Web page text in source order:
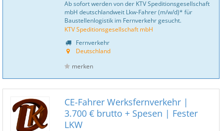
Ab sofort werden von der KTV Speditionsgesellschaft
mbH deutschlandweit Lkw-Fahrer (m/w/d)* für
Baustellenlogistik im Fernverkehr gesucht.
KTV Speditionsgesellschaft mbH
Fernverkehr
Deutschland
merken
CE-Fahrer Werksfernverkehr |
3.700 € brutto + Spesen | Fester
LKW